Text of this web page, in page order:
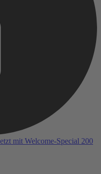
mit Welcome-Special 200